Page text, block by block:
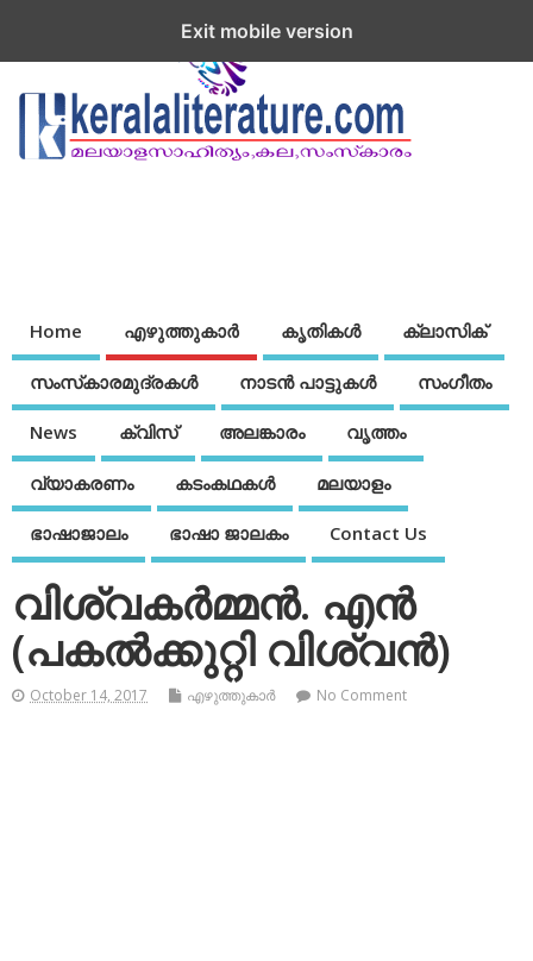
Home എഴുത്തുകാര്‍ കൃതികൾ ക്ലാസിക്
സംസ്‌കാരമുദ്രകള്‍ നാടന്‍ പാട്ടുകള്‍ സംഗീതം
News ക്വിസ് അലങ്കാരം വൃത്തം
വ്യാകരണം കടംകഥകള്‍ മലയാളം
ഭാഷാജാലം ഭാഷാ ജാലകം Contact Us
വിശ്വകര്‍മ്മന്‍. എന്‍
(പകല്‍ക്കുറ്റി വിശ്വന്‍)
October 14, 2017 എഴുത്തുകാര്‍ No Comment
Exit mobile version